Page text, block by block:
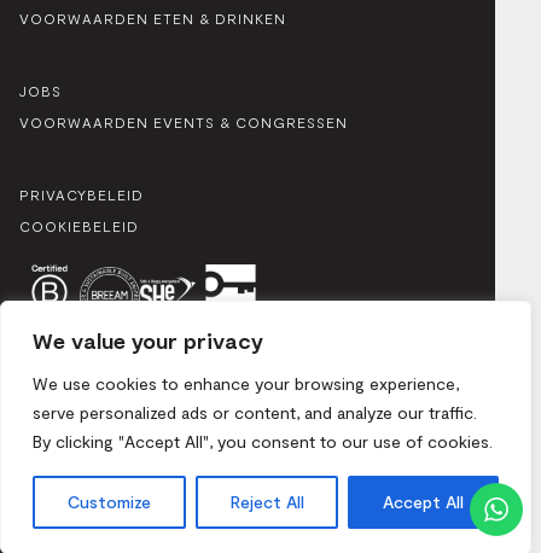
We value your privacy
We use cookies to enhance your browsing experience,
serve personalized ads or content, and analyze our traffic.
By clicking "Accept All", you consent to our use of cookies.
Customize Reject All Accept All
VOORWAARDEN ETEN & DRINKEN
JOBS
VOORWAARDEN EVENTS & CONGRESSEN
PRIVACYBELEID
COOKIEBELEID
voorbehouden.